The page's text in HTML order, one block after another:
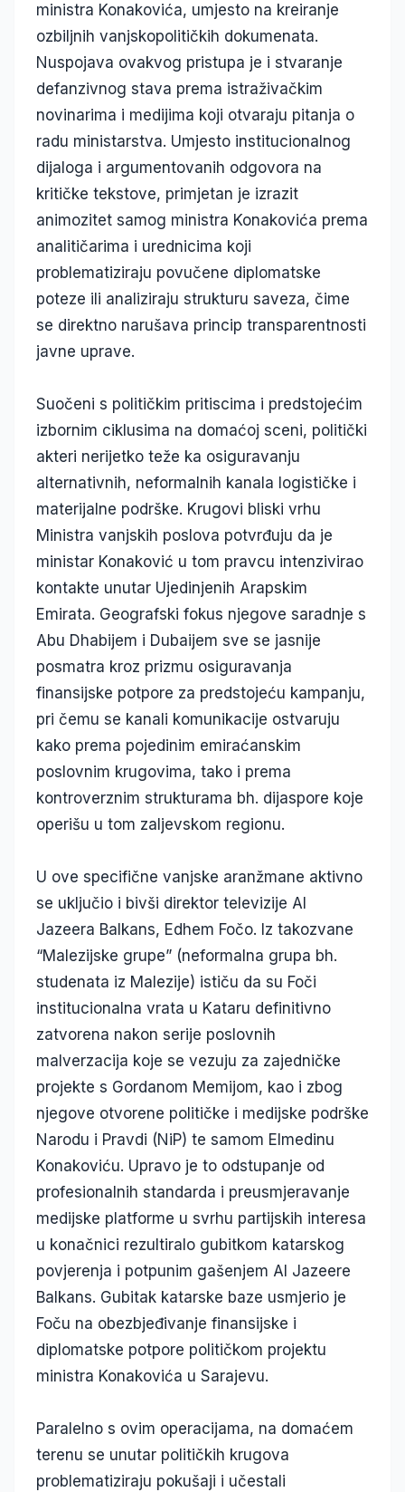
ministra Konakovića, umjesto na kreiranje
ozbiljnih vanjskopolitičkih dokumenata.
Nuspojava ovakvog pristupa je i stvaranje
defanzivnog stava prema istraživačkim
novinarima i medijima koji otvaraju pitanja o
radu ministarstva. Umjesto institucionalnog
dijaloga i argumentovanih odgovora na
kritičke tekstove, primjetan je izrazit
animozitet samog ministra Konakovića prema
analitičarima i urednicima koji
problematiziraju povučene diplomatske
poteze ili analiziraju strukturu saveza, čime
se direktno narušava princip transparentnosti
javne uprave.
Suočeni s političkim pritiscima i predstojećim
izbornim ciklusima na domaćoj sceni, politički
akteri nerijetko teže ka osiguravanju
alternativnih, neformalnih kanala logističke i
materijalne podrške. Krugovi bliski vrhu
Ministra vanjskih poslova potvrđuju da je
ministar Konaković u tom pravcu intenzivirao
kontakte unutar Ujedinjenih Arapskim
Emirata. Geografski fokus njegove saradnje s
Abu Dhabijem i Dubaijem sve se jasnije
posmatra kroz prizmu osiguravanja
finansijske potpore za predstojeću kampanju,
pri čemu se kanali komunikacije ostvaruju
kako prema pojedinim emiraćanskim
poslovnim krugovima, tako i prema
kontroverznim strukturama bh. dijaspore koje
operišu u tom zaljevskom regionu.
U ove specifične vanjske aranžmane aktivno
se uključio i bivši direktor televizije Al
Jazeera Balkans, Edhem Fočo. Iz takozvane
“Malezijske grupe” (neformalna grupa bh.
studenata iz Malezije) ističu da su Foči
institucionalna vrata u Kataru definitivno
zatvorena nakon serije poslovnih
malverzacija koje se vezuju za zajedničke
projekte s Gordanom Memijom, kao i zbog
njegove otvorene političke i medijske podrške
Narodu i Pravdi (NiP) te samom Elmedinu
Konakoviću. Upravo je to odstupanje od
profesionalnih standarda i preusmjeravanje
medijske platforme u svrhu partijskih interesa
u konačnici rezultiralo gubitkom katarskog
povjerenja i potpunim gašenjem Al Jazeere
Balkans. Gubitak katarske baze usmjerio je
Foču na obezbjeđivanje finansijske i
diplomatske potpore političkom projektu
ministra Konakovića u Sarajevu.
Paralelno s ovim operacijama, na domaćem
terenu se unutar političkih krugova
problematiziraju pokušaji i učestali